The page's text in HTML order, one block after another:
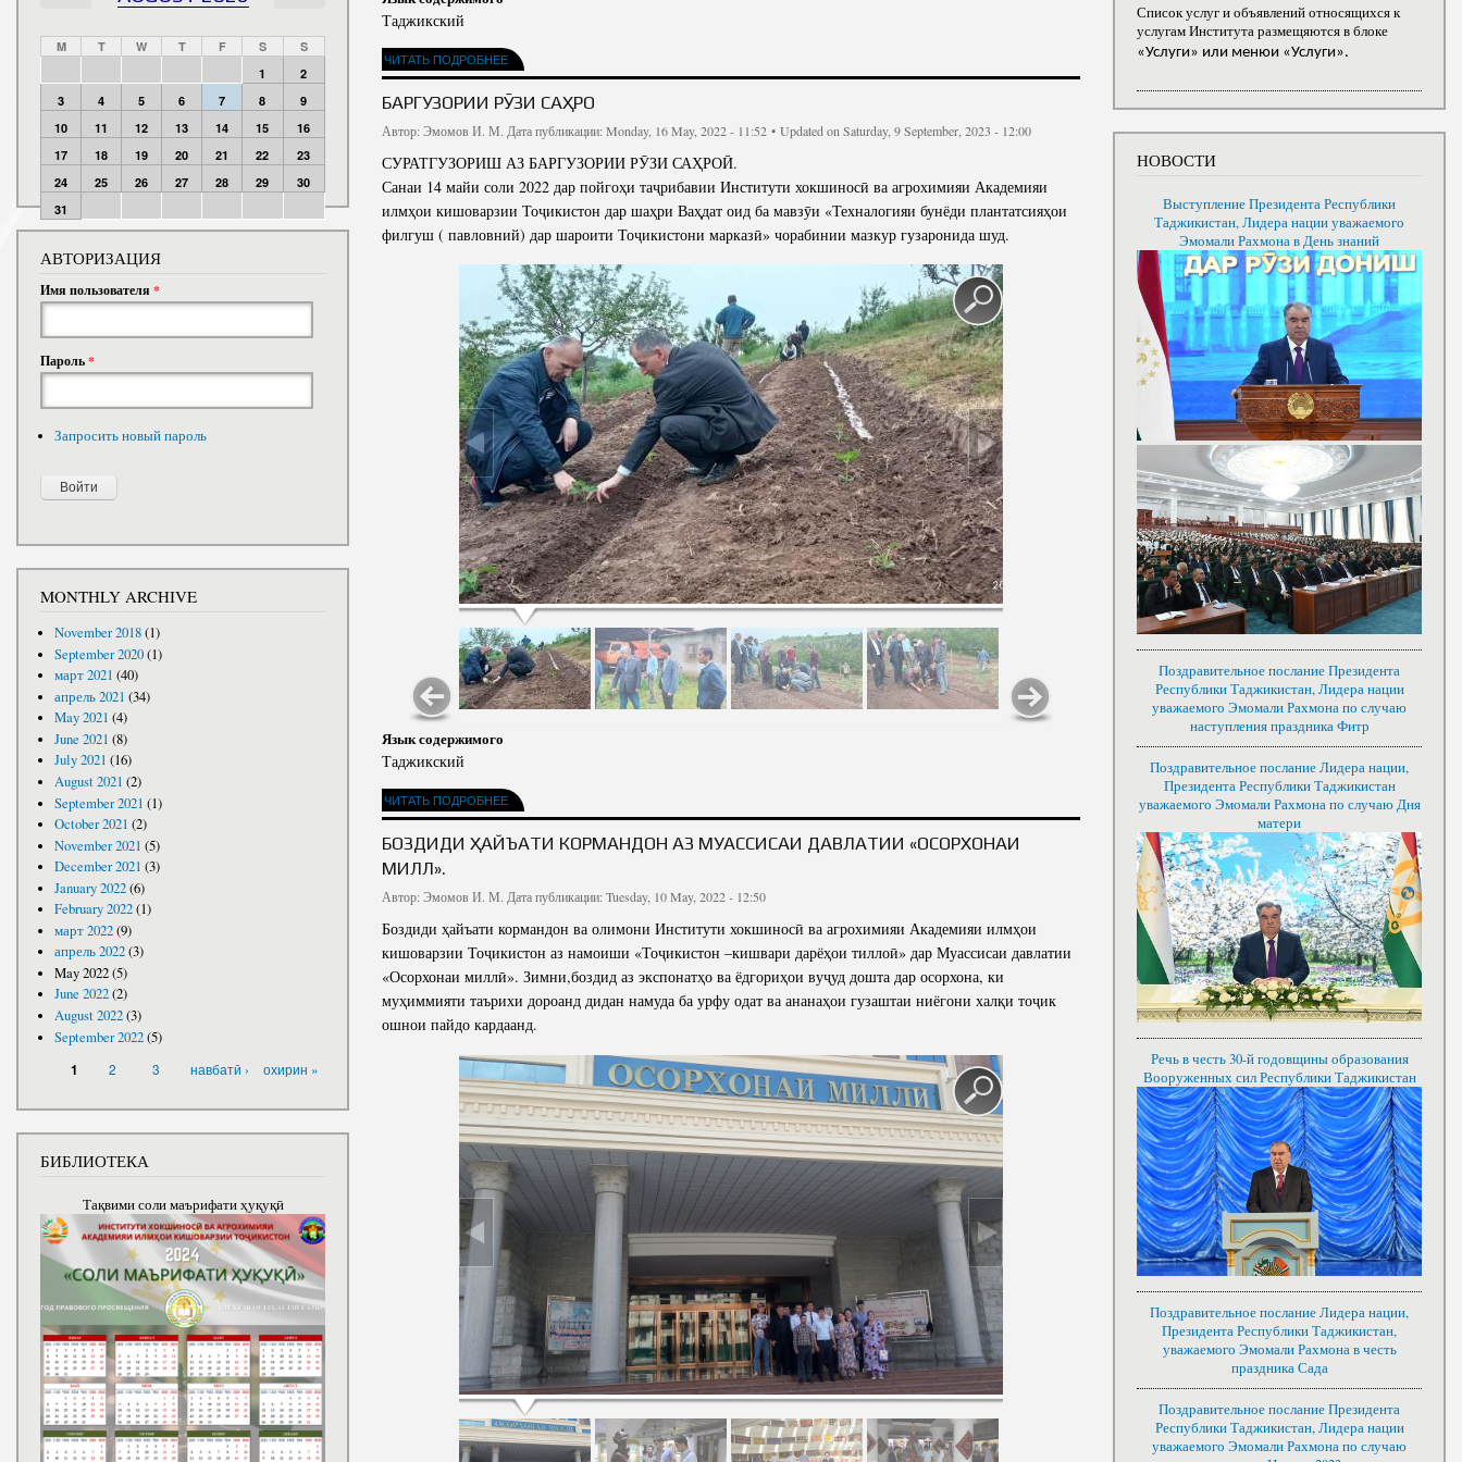
Таджикский
ЧИТАТЬ ПОДРОБНЕЕ
БАРГУЗОРИИ РӮЗИ САҲРОӢ
Автор: Эмомов И. М. Дата публикации: Monday, 16 May, 2022 - 11:52 • Updated on Saturday, 9 September, 2023 - 12:00
СУРАТГУЗОРИШ АЗ БАРГУЗОРИИ РӮЗИ САҲРОӢ.
Санаи 14 майи соли 2022 дар пойгоҳи таҷрибавии Институти хокшиносӣ ва агрохимияи Академияи
илмҳои кишоварзии Тоҷикистон дар шаҳри Ваҳдат оид ба мавзӯи «Техналогияи бунёди плантатсияҳои
филгуш ( павловний) дар шароити Тоҷикистони марказӣ» чорабинии мазкур гузаронида шуд.
Язык содержимого
Таджикский
ЧИТАТЬ ПОДРОБНЕЕ
БОЗДИДИ ҲАЙЪАТИ КОРМАНДОН АЗ МУАССИСАИ ДАВЛАТИИ «ОСОРХОНАИ
МИЛЛӢ».
Автор: Эмомов И. М. Дата публикации: Tuesday, 10 May, 2022 - 12:50
Боздиди ҳайъати кормандон ва олимони Институти хокшиносӣ ва агрохимияи Академияи илмҳои
кишоварзии Тоҷикистон аз намоиши «Тоҷикистон –кишвари дарёҳои тиллоӣ» дар Муассисаи давлатии
«Осорхонаи миллӣ». Зимни,боздид аз экспонатҳо ва ёдгориҳои вуҷуд дошта дар осорхона, ки
муҳиммияти таърихи дороанд дидан намуда ба урфу одат ва ананаҳои гузаштаи ниёгони халқи тоҷик
ошнои пайдо кардаанд.
M T W T F S
S
1
2
3
4 5 6 7 8
9
10
11 12 13 14 15
16
17
18 19 20 21 22
23
24
25 26 27 28 29
30
31
АВТОРИЗАЦИЯ
Имя пользователя *
Пароль*
Запросить новый пароль
MONTHLY ARCHIVE
November 2018(1)
September 2020(1)
март 2021 (40)
апрель 2021 (34)
May 2021 (4)
June 2021 (8)
July 2021 (16)
August 2021 (2)
September 2021 (1)
October 2021 (2)
November 2021 (5)
December 2021 (3)
January 2022(6)
February 2022(1)
март 2022(9)
апрель 2022(3)
May 2022(5)
June 2022(2)
August 2022(3)
September 2022(5)
1 2 3 навбатӣ › охирин »
БИБЛИОТЕКА
Тақвими соли маърифати ҳуқуқӣ
Список услуг и объявлений относящихся к
услугам Института размещяются в блоке
«Услуги» или менюи «Услуги».
НОВОСТИ
Выступление Президента Республики
Таджикистан, Лидера нации уважаемого
Эмомали Рахмона в День знаний
Поздравительное послание Президента
Республики Таджикистан, Лидера нации
уважаемого Эмомали Рахмона по случаю
наступления праздника Фитр
Поздравительное послание Лидера нации,
Президента Республики Таджикистан
уважаемого Эмомали Рахмона по случаю Дня
матери
Речь в честь 30-й годовщины образования
Вооруженных сил Республики Таджикистан
Поздравительное послание Лидера нации,
Президента Республики Таджикистан,
уважаемого Эмомали Рахмона в честь
праздника Сада
Поздравительное послание Президента
Республики Таджикистан, Лидера нации
уважаемого Эмомали Рахмона по случаю